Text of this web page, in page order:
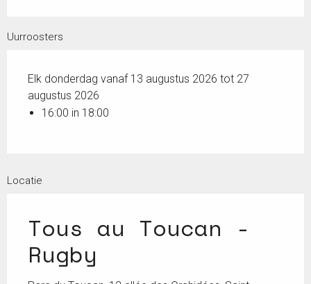
Uurroosters
Elk donderdag vanaf 13 augustus 2026 tot 27
augustus 2026
16:00 in 18:00
Locatie
Tous au Toucan -
Rugby